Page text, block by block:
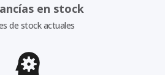
en stock
de stock actuales